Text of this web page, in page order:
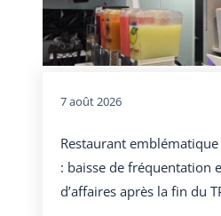
7 août 2026
Restaurant
: baisse de fréquentation
d’affaires après la fin du